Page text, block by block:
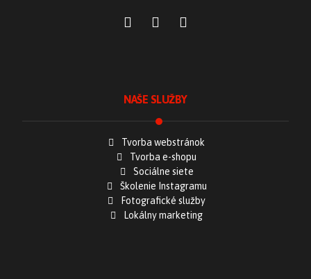
NAŠE SLUŽBY
Tvorba webstránok
Tvorba e-shopu
Sociálne siete
Školenie Instagramu
Fotografické služby
Lokálny marketing